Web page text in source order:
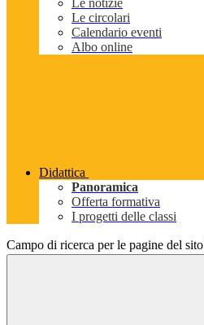
Le notizie
Le circolari
Calendario eventi
Albo online
Didattica
Panoramica
Offerta formativa
I progetti delle classi
Campo di ricerca per le pagine del sito